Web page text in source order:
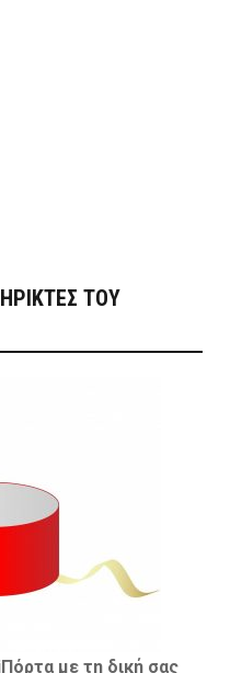
ΤΟΥ
με τη δική σας